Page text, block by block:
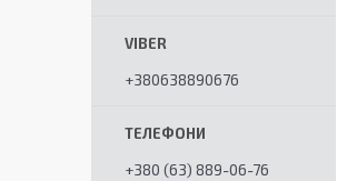
+380638890676
+380 (63) 889-06-76